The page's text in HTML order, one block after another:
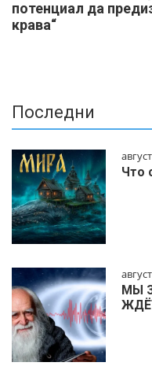
потенциал да
крава“
Последни
Что
МЫ